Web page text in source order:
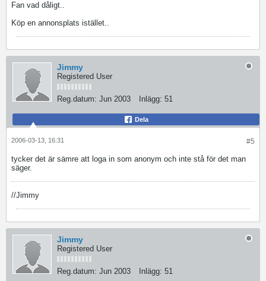
Fan vad dåligt..
Köp en annonsplats istället..
Jimmy
Registered User
Reg.datum: Jun 2003 Inlägg: 51
Dela
#5
2006-03-13, 16:31
tycker det är sämre att loga in som anonym och inte stå för det man
säger.
//Jimmy
Jimmy
Registered User
Reg.datum: Jun 2003 Inlägg: 51